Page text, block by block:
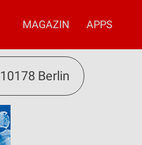
MAGAZIN APPS
10178 Berlin